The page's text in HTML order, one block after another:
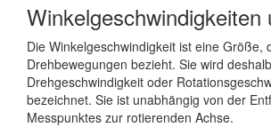
Winkelgeschwindigkeiten
Die Winkelgeschwindigkeit ist eine Größe,
Drehbewegungen bezieht. Sie wird
Drehgeschwindigkeit oder
bezeichnet. Sie ist unabhängig von der
Messpunktes zur rotierenden Achse.